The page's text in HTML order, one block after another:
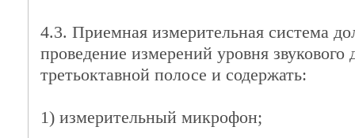
4.3. Приемная измерительная система
проведение измерений уровня звукового
третьоктавной полосе и содержать:
1) измерительный микрофон;